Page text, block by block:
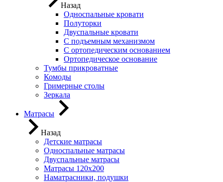
Назад
Односпальные кровати
Полуторки
Двуспальные кровати
С подъемным механизмом
С ортопедическим основанием
Ортопедическое основание
Тумбы прикроватные
Комоды
Гримерные столы
Зеркала
Матрасы
Назад
Детские матрасы
Односпальные матрасы
Двуспальные матрасы
Матрасы 120х200
Наматрасники, подушки